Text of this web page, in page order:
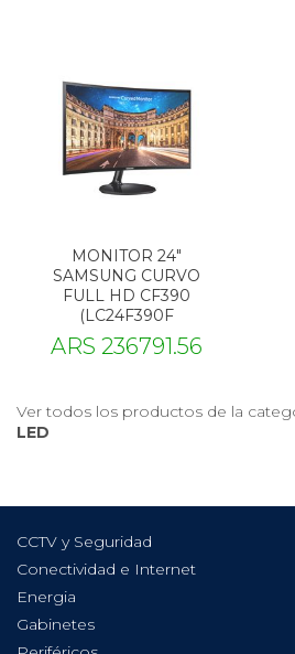
MONITOR 24"
SAMSUNG CURVO
FULL HD CF390
(LC24F390F
ARS 236791.56
Ver todos los productos de la
LED
CCTV y Seguridad
Conectividad e Internet
Energia
Gabinetes